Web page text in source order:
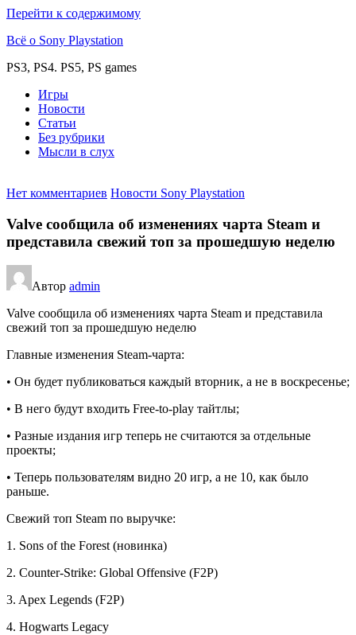
Перейти к содержимому
Всё о Sony Playstation
PS3, PS4. PS5, PS games
Игры
Новости
Статьи
Без рубрики
Мысли в слух
Нет комментариев Новости Sony Playstation
Valve сообщила об изменениях чарта Steam и
представила свежий топ за прошедшую неделю
Автор admin
Valve сообщила об изменениях чарта Steam и представила
свежий топ за прошедшую неделю
Главные изменения Steam-чарта:
• Он будет публиковаться каждый вторник, а не в воскресенье;
• В него будут входить Free-to-play тайтлы;
• Разные издания игр теперь не считаются за отдельные
проекты;
• Теперь пользователям видно 20 игр, а не 10, как было
раньше.
Свежий топ Steam по выручке:
1. Sons of the Forest (новинка)
2. Counter-Strike: Global Offensive (F2P)
3. Apex Legends (F2P)
4. Hogwarts Legacy